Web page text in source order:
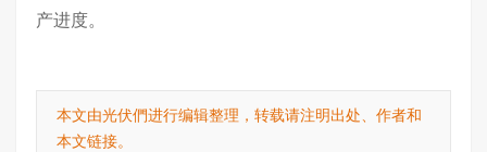
产进度。
本文由光伏們进行编辑整理，转载请注明出处、作者和
本文链接。